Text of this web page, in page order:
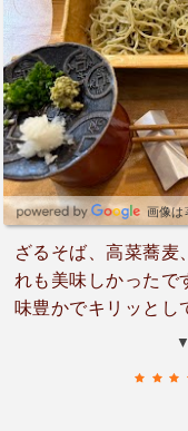
画像は
ざるそば、高菜蕎麦
れも美味しかったで
味豊かでキリッとし
道の駅でこんなに美